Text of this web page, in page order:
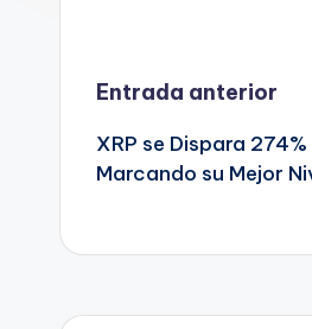
de
Entrada anterior
XRP se Dispara
Marcando su Mejor